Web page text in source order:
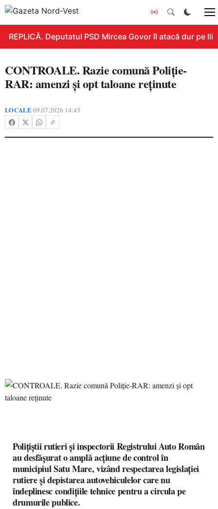
REPLICĂ. Deputatul PSD Mircea Govor îl atacă dur pe
CONTROALE. Razie comună Poliție-
RAR: amenzi și opt taloane reținute
LOCALE•09.07.2026 14:43
Polițiștii rutieri și inspectorii Registrului Auto Român
au desfășurat o amplă acțiune de control în
municipiul Satu Mare, vizând respectarea legislației
rutiere și depistarea autovehiculelor care nu
îndeplinesc condițiile tehnice pentru a circula pe
drumurile publice.